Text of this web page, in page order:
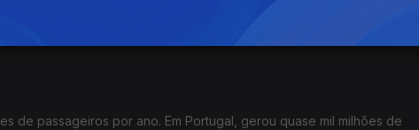
é pesado e está sequestrado. Empresas, e nós, sufocamos e
de passageiros por ano. Em Portugal, gerou quase mil milhões de